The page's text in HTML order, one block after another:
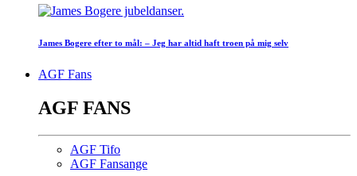
James Bogere efter to mål: – Jeg har altid haft troen på mig selv
AGF Fans
AGF FANS
AGF Tifo
AGF Fansange